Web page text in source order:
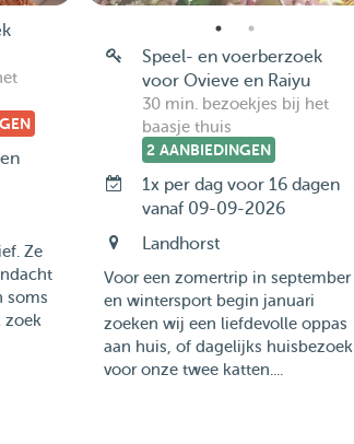
Ze
soms
zoek
Speel- en voerberzoek
voor Ovieve en Raiyu
30 min. bezoekjes bij het
baasje thuis
2 AANBIEDINGEN
1x per dag voor 16 dagen
vanaf 09-09-2026
Landhorst
Voor een zomertrip in september
en wintersport begin januari
zoeken wij een liefdevolle oppas
aan huis, of dagelijks huisbezoek
voor onze twee katten....